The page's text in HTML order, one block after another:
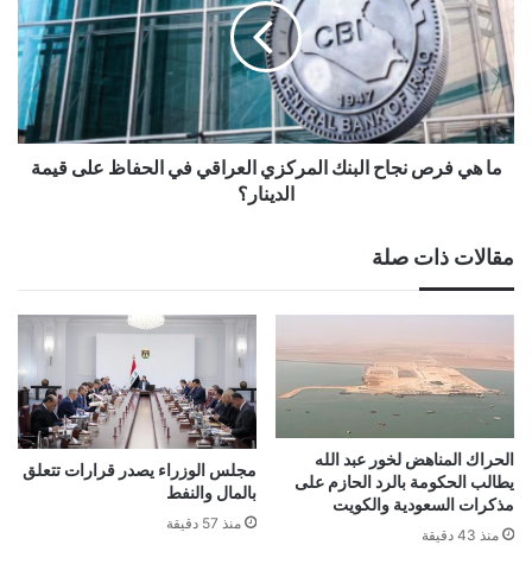
ما هي فرص نجاح البنك المركزي العراقي في الحفاظ على قيمة
الدينار؟
مقالات ذات صلة
الحراك المناهض لخور عبد الله
يطالب الحكومة بالرد الحازم على
مذكرات السعودية والكويت
منذ 43 دقيقة
مجلس الوزراء يصدر قرارات تتعلق
بالمال والنفط
منذ 57 دقيقة